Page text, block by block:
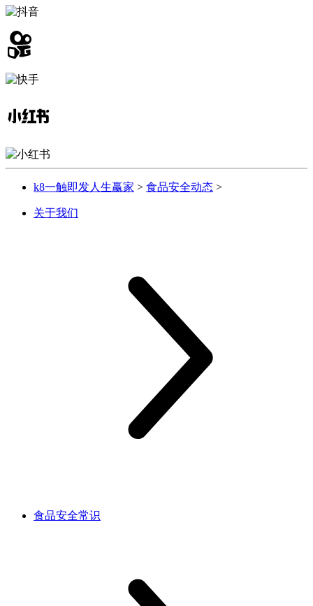
k8一触即发人生赢家 > 食品安全动态 >
关于我们
食品安全常识